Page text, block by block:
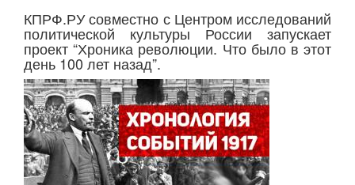
КПРФ.РУ совместно с Центром исследований
политической культуры России запускает
проект “Хроника революции. Что было в этот
день 100 лет назад”.